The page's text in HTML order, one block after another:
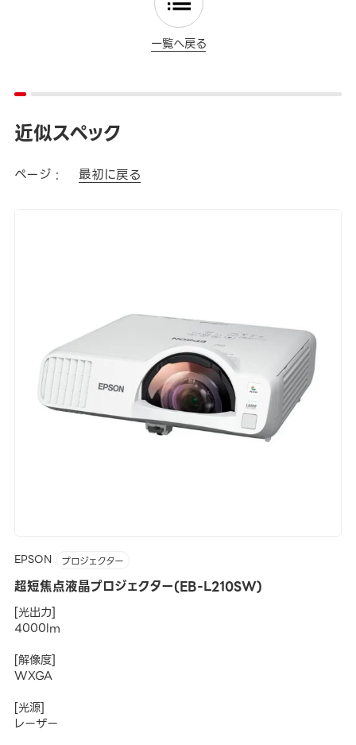
一覧へ戻る
近似スペック
ページ : 最初に戻る
EPSON プロジェクター
超短焦点液晶プロジェクター(EB-L210SW)
[光出力]
4000lm
[解像度]
WXGA
[光源]
レーザー